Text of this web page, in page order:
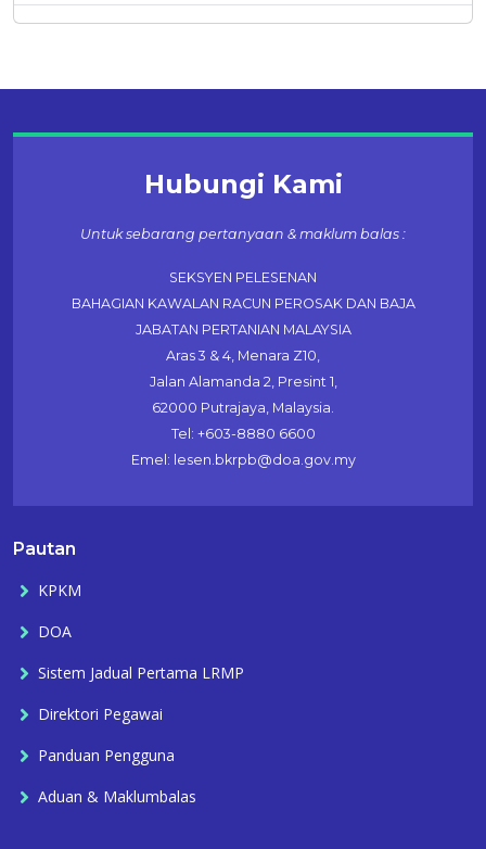
Hubungi Kami
Untuk sebarang pertanyaan & maklum balas :
SEKSYEN PELESENAN
BAHAGIAN KAWALAN RACUN PEROSAK DAN BAJA
JABATAN PERTANIAN MALAYSIA
Aras 3 & 4, Menara Z10,
Jalan Alamanda 2, Presint 1,
62000 Putrajaya, Malaysia.
Tel: +603-8880 6600
Emel: lesen.bkrpb@doa.gov.my
Pautan
KPKM
DOA
Sistem Jadual Pertama LRMP
Direktori Pegawai
Panduan Pengguna
Aduan & Maklumbalas